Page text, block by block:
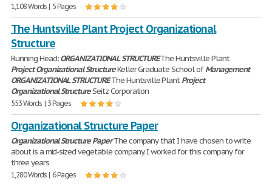
1,108 Words | 5 Pages
The Huntsville Plant Project Organizational
Structure
Running Head:ORGANIZATIONALSTRUCTUREThe Huntsville Plant
ProjectOrganizationalStructureKeller Graduate School ofManagement
ORGANIZATIONALSTRUCTUREThe Huntsville PlantProject
OrganizationalStructureSeitz Corporation
553 Words | 3 Pages
Organizational Structure Paper
OrganizationalStructure PaperThe company that I have chosen to write
about is a mid-sized vegetable company. I worked for this company for
three years
1,280 Words | 6 Pages